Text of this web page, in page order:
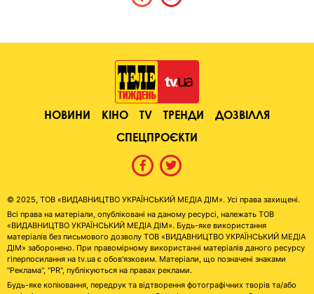
НОВИНИ КІНО TV ТРЕНДИ
ДОЗВІЛЛЯ
СПЕЦПРОЄКТИ
© 2025, ТОВ «ВИДАВНИЦТВО УКРАЇНСЬКИЙ МЕДІА ДІМ». Усі права захищені.
Всі права на матеріали, опубліковані на даному ресурсі, належать ТОВ
«ВИДАВНИЦТВО УКРАЇНСЬКИЙ МЕДІА ДІМ». Будь-яке використання
матеріалів без письмового дозволу ТОВ «ВИДАВНИЦТВО УКРАЇНСЬКИЙ МЕДІА
ДІМ» заборонено. При правомірному використанні матеріалів даного ресурсу
гіперпосилання на tv.ua є обов'язковим. Матеріали, що позначені знаками
"Реклама", "PR", публікуються на правах реклами.
Будь-яке копіювання, передрук та відтворення фотографічних творів та/або